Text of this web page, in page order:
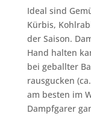
Ideal sind
Kürbis,
der Saison.
Hand halten
bei geballter
rausgucken
am besten im
Dampfgarer